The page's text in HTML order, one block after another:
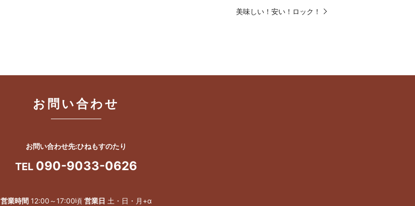
美味しい！安い！ロック！
お問い合わせ
お問い合わせ先:ひねもすのたり
TEL 090-9033-0626
営業時間 12:00～17:00頃 営業日 土・日・月+α